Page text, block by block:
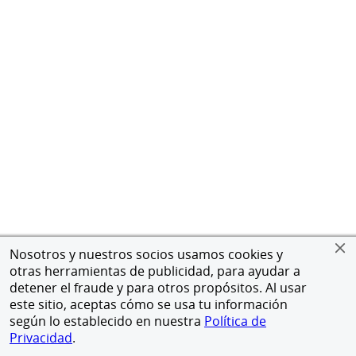
Nosotros y nuestros socios usamos cookies y
otras herramientas de publicidad, para ayudar a
detener el fraude y para otros propósitos. Al usar
este sitio, aceptas cómo se usa tu información
según lo establecido en nuestra Política de
Privacidad.